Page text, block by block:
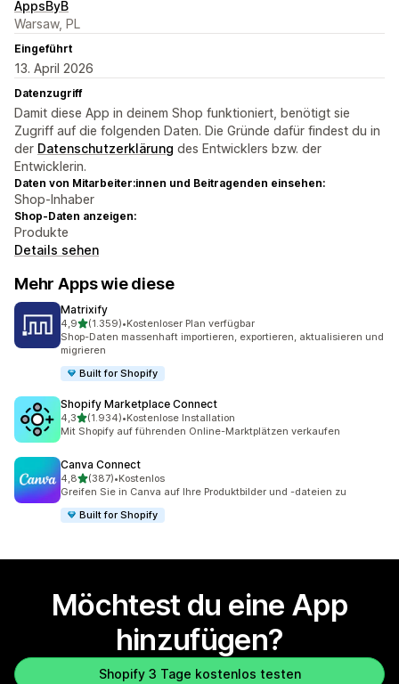
AppsByB
Warsaw, PL
Eingeführt
13. April 2026
Datenzugriff
Damit diese App in deinem Shop funktioniert, benötigt sie
Zugriff auf die folgenden Daten. Die Gründe dafür findest du in
der Datenschutzerklärung des Entwicklers bzw. der
Entwicklerin.
Daten von Mitarbeiter:innen und Beitragenden einsehen:
Shop-Inhaber
Shop-Daten anzeigen:
Produkte
Details sehen
Mehr Apps wie diese
Matrixify
4,9von 5 Sternen
(1.359)
1359 Rezensionen insgesamt
•Kostenloser Plan verfügbar
Shop-Daten massenhaft importieren, exportieren, aktualisieren und
migrieren
Built for Shopify
Shopify Marketplace Connect
4,3von 5 Sternen
(1.934)
1934 Rezensionen insgesamt
•Kostenlose Installation
Mit Shopify auf führenden Online-Marktplätzen verkaufen
Canva Connect
4,8von 5 Sternen
(387)
387 Rezensionen insgesamt
•Kostenlos
Greifen Sie in Canva auf Ihre Produktbilder und -dateien zu
Built for Shopify
Möchtest du eine App
hinzufügen?
Shopify 3 Tage kostenlos testen